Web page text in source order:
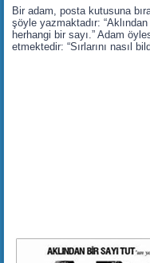
Bir adam, posta kutusuna
şöyle yazmaktadır:
herhangi bir sayı.” Adam
etmektedir: “Sırlarını nasıl